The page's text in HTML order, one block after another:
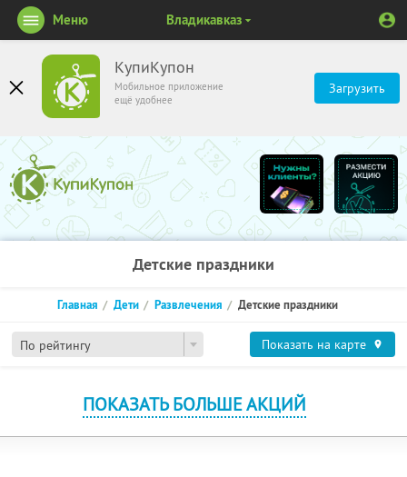
КупиКупон
Мобильное приложение
ещё удобнее
Загрузить
Меню Владикавказ
Детские праздники
По рейтингу
Главная Дети Развлечения Детские праздники
Показать на карте
ПОКАЗАТЬ БОЛЬШЕ АКЦИЙ